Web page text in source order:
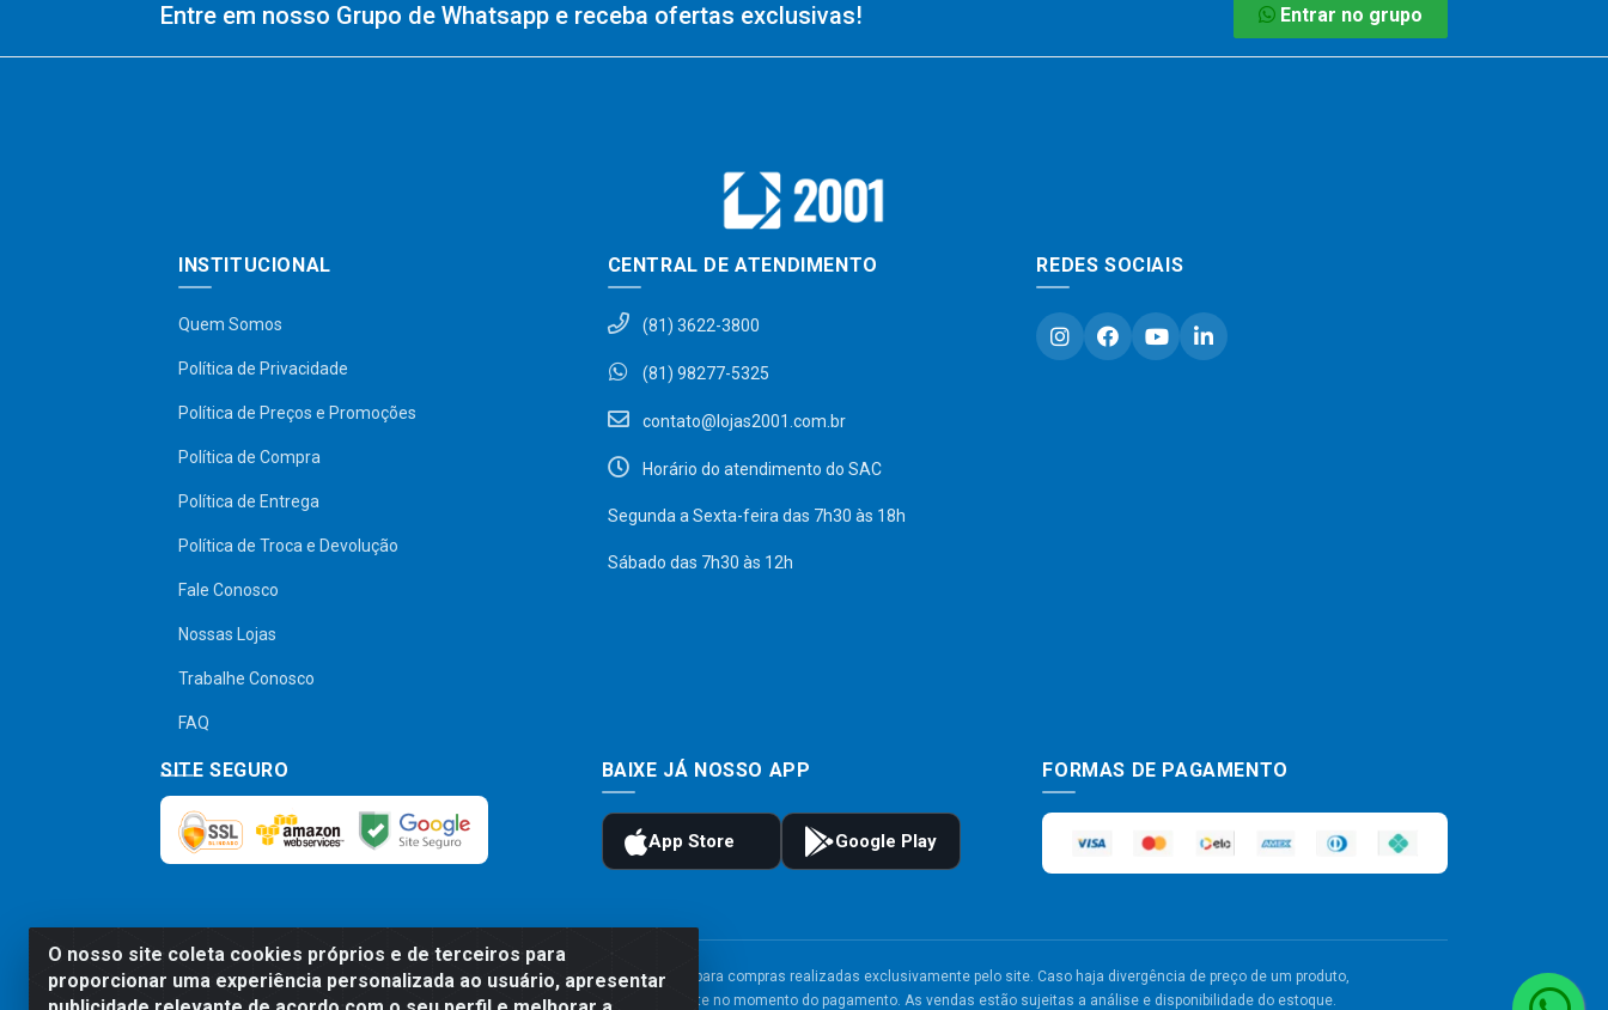
O nosso site coleta cookies próprios e de terceiros para
proporcionar uma experiência personalizada ao usuário, apresentar
Entre em nosso Grupo de Whatsapp e receba ofertas exclusivas! Entrar no grupo
INSTITUCIONAL
Quem Somos
Política de Privacidade
Política de Preços e Promoções
Política de Compra
Política de Entrega
Política de Troca e Devolução
Fale Conosco
Nossas Lojas
Trabalhe Conosco
FAQ
CENTRAL DE ATENDIMENTO
(81) 3622-3800
(81) 98277-5325
contato@lojas2001.com.br
Horário do atendimento do SAC
Segunda a Sexta-feira das 7h30 às 18h
Sábado das 7h30 às 12h
REDES SOCIAIS
SITE SEGURO BAIXE JÁ NOSSO APP FORMAS DE PAGAMENTO
Preços, promoções, condições de pagamento e frete são válidos para compras realizadas exclusivamente pelo site. Caso haja divergência de preço de um produto,
será válido o preço que for exibido no carrinho de compras do site no momento do pagamento. As vendas estão sujeitas a análise e disponibilidade do estoque.